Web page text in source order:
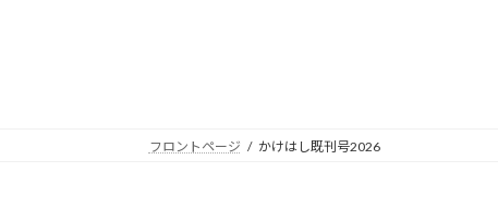
フロントページ かけはし既刊号2026